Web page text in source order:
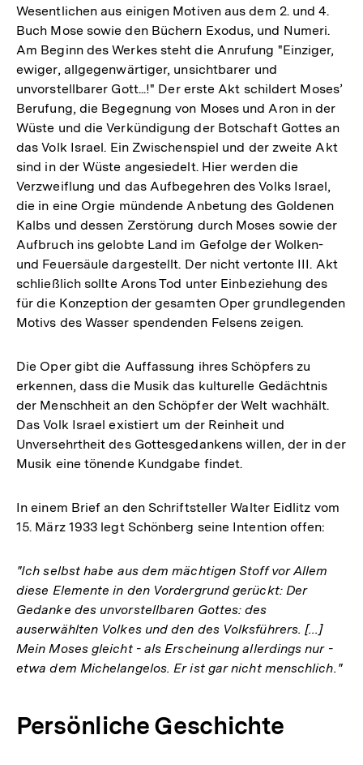
Wesentlichen aus einigen Motiven aus dem 2. und 4.
Buch Mose sowie den Büchern Exodus, und Numeri.
Am Beginn des Werkes steht die Anrufung "Einziger,
ewiger, allgegenwärtiger, unsichtbarer und
unvorstellbarer Gott...!" Der erste Akt schildert Moses’
Berufung, die Begegnung von Moses und Aron in der
Wüste und die Verkündigung der Botschaft Gottes an
das Volk Israel. Ein Zwischenspiel und der zweite Akt
sind in der Wüste angesiedelt. Hier werden die
Verzweiflung und das Aufbegehren des Volks Israel,
die in eine Orgie mündende Anbetung des Goldenen
Kalbs und dessen Zerstörung durch Moses sowie der
Aufbruch ins gelobte Land im Gefolge der Wolken-
und Feuersäule dargestellt. Der nicht vertonte III. Akt
schließlich sollte Arons Tod unter Einbeziehung des
für die Konzeption der gesamten Oper grundlegenden
Motivs des Wasser spendenden Felsens zeigen.
Die Oper gibt die Auffassung ihres Schöpfers zu
erkennen, dass die Musik das kulturelle Gedächtnis
der Menschheit an den Schöpfer der Welt wachhält.
Das Volk Israel existiert um der Reinheit und
Unversehrtheit des Gottesgedankens willen, der in der
Musik eine tönende Kundgabe findet.
In einem Brief an den Schriftsteller Walter Eidlitz vom
15. März 1933 legt Schönberg seine Intention offen:
"Ich selbst habe aus dem mächtigen Stoff vor Allem
diese Elemente in den Vordergrund gerückt: Der
Gedanke des unvorstellbaren Gottes: des
auserwählten Volkes und den des Volksführers. [...]
Mein Moses gleicht - als Erscheinung allerdings nur -
etwa dem Michelangelos. Er ist gar nicht menschlich."
Persönliche Geschichte